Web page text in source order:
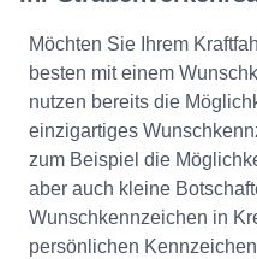
Möchten Sie Ihrem
besten mit einem
nutzen bereits die
einzigartiges
zum Beispiel die
aber auch kleine
Wunschkennzeichen in
persönlichen